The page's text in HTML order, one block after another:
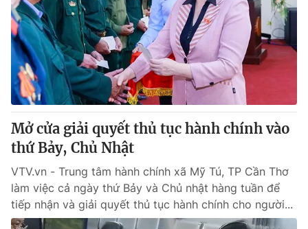
Mở cửa giải quyết thủ tục hành chính vào
thứ Bảy, Chủ Nhật
VTV.vn - Trung tâm hành chính xã Mỹ Tú, TP Cần Thơ
làm việc cả ngày thứ Bảy và Chủ nhật hàng tuần để
tiếp nhận và giải quyết thủ tục hành chính cho người...